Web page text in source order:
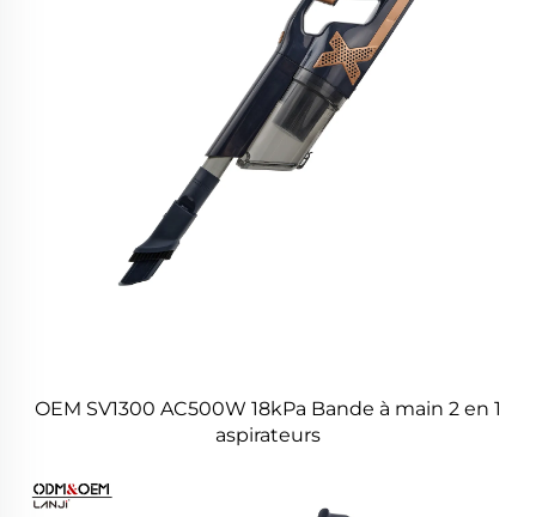
OEM SV1300 AC500W 18kPa Bande à main 2 en 1
aspirateurs